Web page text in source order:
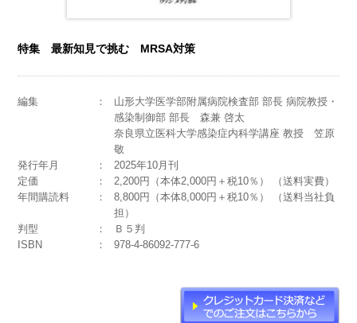
特集 最新知見で挑む MRSA対策
編集
山形大学医学部附属病院検査部 部長 病院教授・
感染制御部 部長 森兼 啓太
奈良県立医科大学感染症内科学講座 教授 笠原
敬
発行年月
2025年10月刊
定価
2,200円（本体2,000円＋税10％） （送料実費）
年間購読料
8,800円（本体8,000円＋税10％） （送料当社負
担）
判型
Ｂ５判
ISBN
978-4-86092-777-6